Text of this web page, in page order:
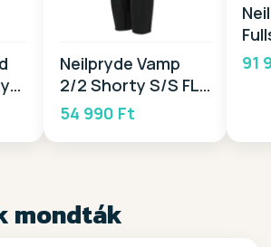
Neilpryde Vamp
2/2 Shorty S/S FL
BZ 2026
54 990 Ft
91
mondták